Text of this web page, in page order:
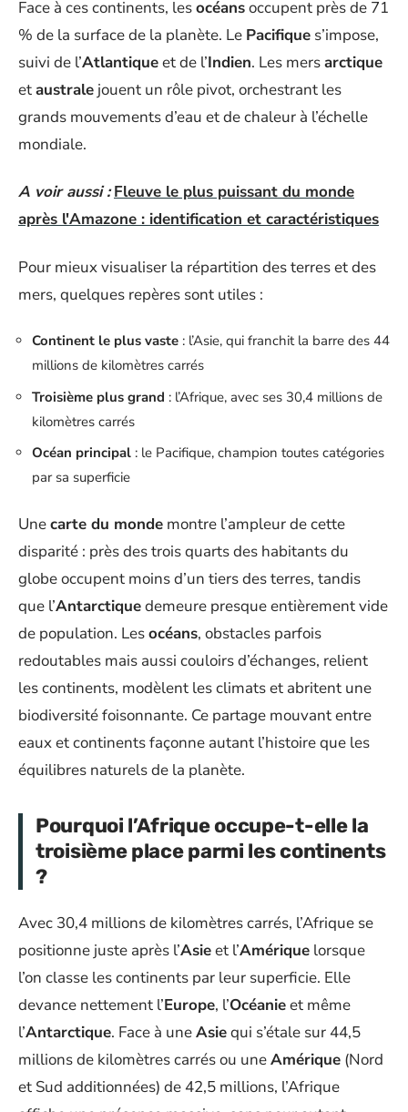
Face à ces continents, lesocéansoccupent près de 71
% de la surface de la planète. Le Pacifique s’impose,
suivi de l’Atlantiqueet de l’Indien. Les mersarctique
etaustrale jouent un rôle pivot, orchestrant les
grands mouvements d’eau et de chaleur à l’échelle
mondiale.
A voir aussi : Fleuve le plus puissant du monde
après l'Amazone : identification et caractéristiques
Pour mieux visualiser la répartition des terres et des
mers, quelques repères sont utiles :
Continent le plus vaste : l’Asie, qui franchit la barre des 44
millions de kilomètres carrés
Troisième plus grand : l’Afrique, avec ses 30,4 millions de
kilomètres carrés
Océan principal : le Pacifique, champion toutes catégories
par sa superficie
Unecarte du monde montre l’ampleur de cette
disparité : près des trois quarts des habitants du
globe occupent moins d’un tiers des terres, tandis
que l’Antarctiquedemeure presque entièrement vide
de population. Lesocéans, obstacles parfois
redoutables mais aussi couloirs d’échanges, relient
les continents, modèlent les climats et abritent une
biodiversité foisonnante. Ce partage mouvant entre
eaux et continents façonne autant l’histoire que les
équilibres naturels de la planète.
Pourquoi l’Afrique occupe-t-elle la
troisième place parmi les continents
?
Avec 30,4 millions de kilomètres carrés, l’Afrique se
positionne juste après l’Asieet l’Amérique lorsque
l’on classe les continents par leur superficie. Elle
devance nettement l’Europe, l’Océanieet même
l’Antarctique. Face à uneAsiequi s’étale sur 44,5
millions de kilomètres carrés ou uneAmérique (Nord
et Sud additionnées) de 42,5 millions, l’Afrique